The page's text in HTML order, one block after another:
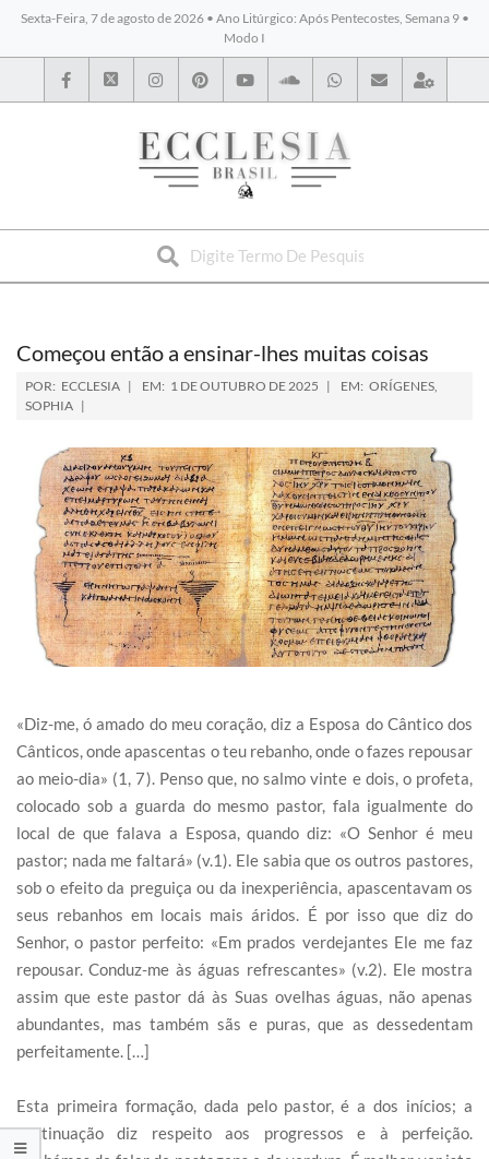
Sexta-Feira, 7 de agosto de 2026 • Ano Litúrgico: Após Pentecostes, Semana 9 •
Modo I
BYBLOS
Começou então a ensinar-lhes muitas coisas
POR: ECCLESIA EM: 1 DE OUTUBRO DE 2025 EM: ORÍGENES,
SOPHIA
«Diz-me, ó amado do meu coração, diz a Esposa do Cântico dos
Cânticos, onde apascentas o teu rebanho, onde o fazes repousar
ao meio-dia» (1, 7). Penso que, no salmo vinte e dois, o profeta,
colocado sob a guarda do mesmo pastor, fala igualmente do
local de que falava a Esposa, quando diz: «O Senhor é meu
pastor; nada me faltará» (v.1). Ele sabia que os outros pastores,
sob o efeito da preguiça ou da inexperiência, apascentavam os
seus rebanhos em locais mais áridos. É por isso que diz do
Senhor, o pastor perfeito: «Em prados verdejantes Ele me faz
repousar. Conduz-me às águas refrescantes» (v.2). Ele mostra
assim que este pastor dá às Suas ovelhas águas, não apenas
abundantes, mas também sãs e puras, que as dessedentam
perfeitamente. […]
Esta primeira formação, dada pelo pastor, é a dos inícios; a
continuação diz respeito aos progressos e à perfeição.